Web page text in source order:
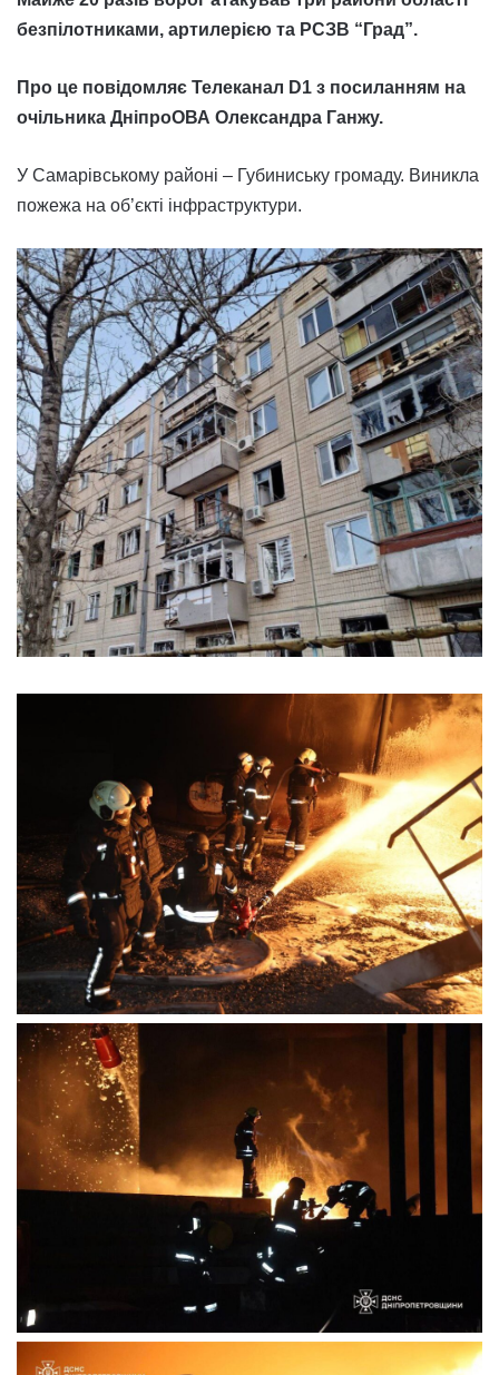
безпілотниками, артилерією та РСЗВ “Град”.
Про це повідомляє Телеканал D1 з посиланням на
очільника ДніпроОВА Олександра Ганжу.
У Самарівському районі – Губиниську громаду. Виникла
пожежа на об’єкті інфраструктури.